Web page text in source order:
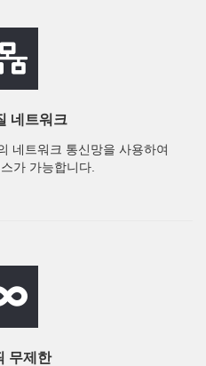
네트워크
네트워크 통신망을 사용하여
가 가능합니다.
무제한